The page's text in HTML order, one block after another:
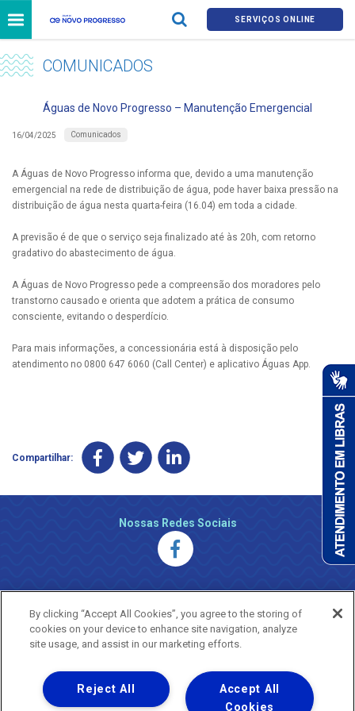
SERVIÇOS ONLINE
COMUNICADOS
Águas de Novo Progresso – Manutenção Emergencial
16/04/2025 Comunicados
A Águas de Novo Progresso informa que, devido a uma manutenção
emergencial na rede de distribuição de água, pode haver baixa pressão na
distribuição de água nesta quarta-feira (16.04) em toda a cidade.
A previsão é de que o serviço seja finalizado até às 20h, com retorno
gradativo do abastecimento de água.
A Águas de Novo Progresso pede a compreensão dos moradores pelo
transtorno causado e orienta que adotem a prática de consumo
consciente, evitando o desperdício.
Para mais informações, a concessionária está à disposição pelo
atendimento no 0800 647 6060 (Call Center) e aplicativo Águas App.
Compartilhar:
Nossas Redes Sociais
Uma empresa
Copyright ® 2026 - Todos os Direitos Reservados.
By clicking “Accept All Cookies”, you agree to the storing of
cookies on your device to enhance site navigation, analyze
site usage, and assist in our marketing efforts.
Accept All
Cookies
Reject All